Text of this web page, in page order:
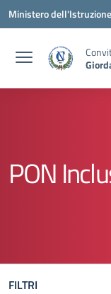
Vai ai contenuti
Vai al menu di
Vai al footer
Ministero
PON
FILTRI